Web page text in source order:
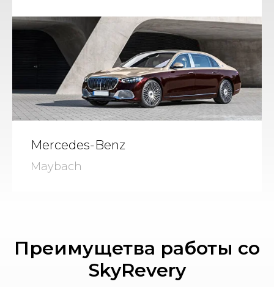
Mercedes-Benz
Maybach
Преимущетва работы со
SkyRevery